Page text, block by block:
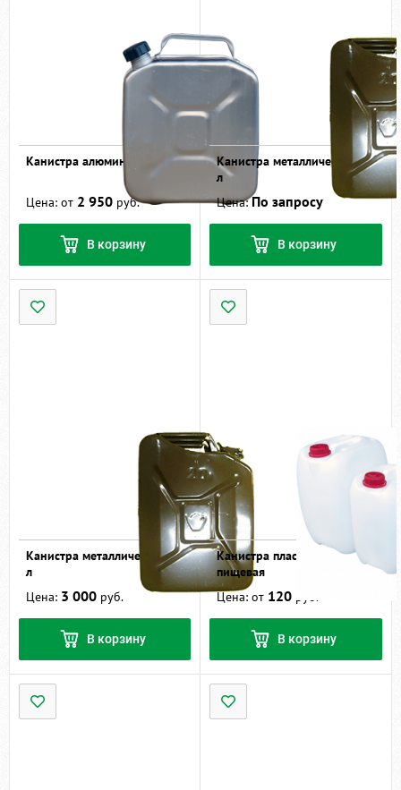
Канистра алюминиевая
Цена: от 2 950 руб.
В корзину
Канистра металлическая 10
л
Цена:По запросу
В корзину
Канистра металлическая 20
л
Цена: 3 000 руб.
В корзину
Канистра пластиковая
пищевая
Цена: от 120
В корзину